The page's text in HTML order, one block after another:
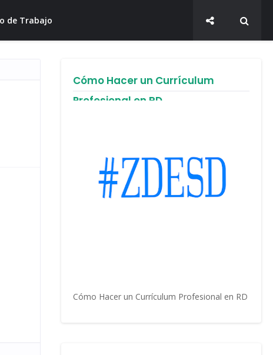
de Trabajo
Cómo Hacer un Currículum
Profesional en RD
Cómo Hacer un Currículum Profesional en RD